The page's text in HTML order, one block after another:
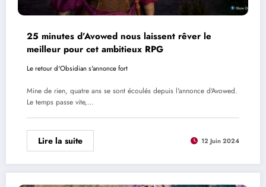
25 minutes d’Avowed nous laissent rêver le
meilleur pour cet ambitieux RPG
Le retour d'Obsidian s'annonce fort
Mine de rien, quatre ans se sont écoulés depuis l'annonce d'Avowed.
Le temps passe vite,…
Lire la suite 12 Juin 2024